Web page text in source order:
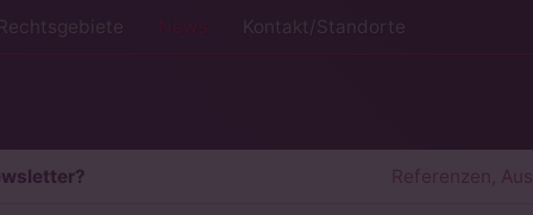
Rechtsgebiete News Kontakt/Standorte
Referenzen,